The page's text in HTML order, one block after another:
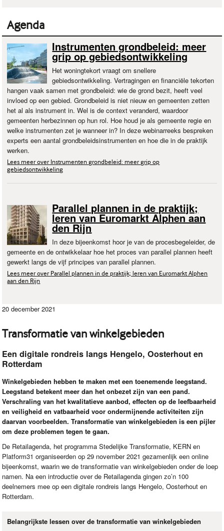
Agenda
Instrumenten grondbeleid: meer
grip op gebiedsontwikkeling
Het woningtekort vraagt om snellere
gebiedsontwikkeling. Vertragingen en financiële tekorten
hangen vaak samen met grondbeleid: wie de grond bezit, heeft veel
invloed op een gebied. Grondbeleid is niet nieuw en gemeenten zetten
het al als instrument in. Wel is de context veranderd, waardoor
gemeenten herbezinnen op hun rol. Hoe houd je als gemeente regie en
welke instrumenten zet je wanneer in? In deze webinarreeks bespreken
experts een aantal grondbeleidsinstrumenten en hoe die in de praktijk
werken.
Lees meer over Instrumenten grondbeleid: meer grip op
gebiedsontwikkeling
Parallel plannen in de praktijk;
leren van Euromarkt Alphen aan
den Rijn
In deze bijeenkomst hoor je van de procesbegeleider, de
gemeente en de ontwikkelaar hoe het proces van parallel plannen heeft
gewerkt langs de vijf principes van parallel plannen.
Lees meer over Parallel plannen in de praktijk; leren van Euromarkt Alphen
aan den Rijn
20 december 2021
Transformatie van winkelgebieden
Een digitale rondreis langs Hengelo, Oosterhout en
Rotterdam
Winkelgebieden hebben te maken met een toenemende leegstand.
Leegstand betekent meer dan het onbezet zijn van een pand.
Verschraling van het kwalitatieve aanbod, effecten op de leefbaarheid
en veiligheid en vatbaarheid voor ondermijnende activiteiten zijn
daarvan voorbeelden. Transformatie van winkelgebieden is een pijler
om deze problemen tegen te gaan.
De Retailagenda, het programma Stedelijke Transformatie, KERN en
Platform31 organiseerden op 29 november 2021 gezamenlijk een online
bijeenkomst, waarin we de transformatie van winkelgebieden onder de loep
namen. Na een introductie over de Retailagenda gingen zo’n 100
deelnemers mee op een digitale rondreis langs Hengelo, Oosterhout en
Rotterdam.
Belangrijkste lessen over de transformatie van winkelgebieden